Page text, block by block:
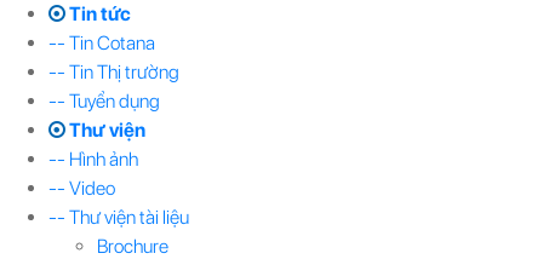
Tin tức
-- Tin Cotana
-- Tin Thị trường
-- Tuyển dụng
Thư viện
-- Hình ảnh
-- Video
-- Thư viện tài liệu
Brochure